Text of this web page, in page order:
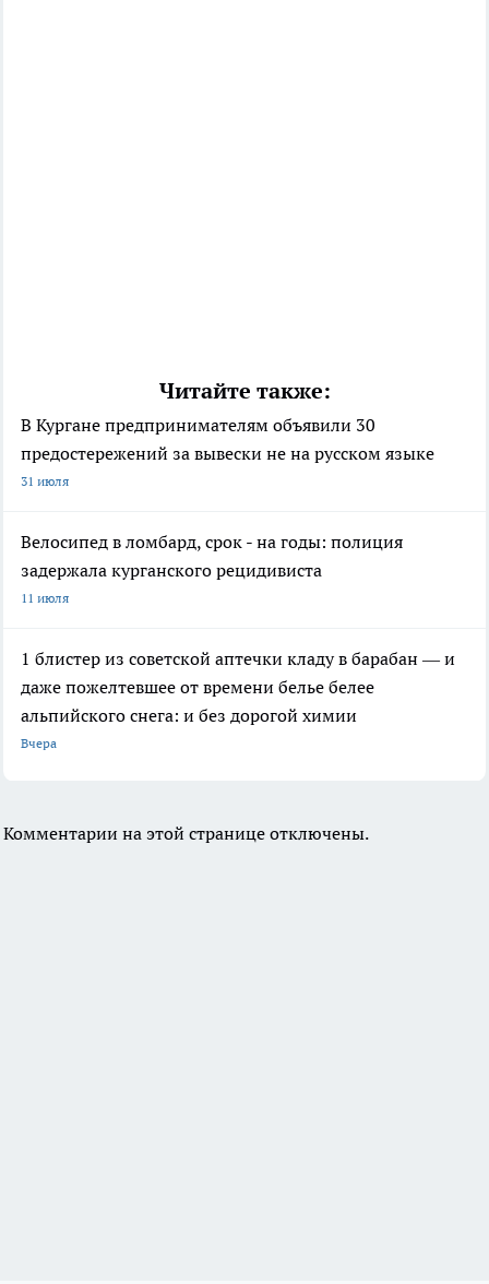
Читайте также:
В Кургане предпринимателям объявили 30
предостережений за вывески не на русском языке
31 июля
Велосипед в ломбард, срок - на годы: полиция
задержала курганского рецидивиста
11 июля
1 блистер из советской аптечки кладу в барабан — и
даже пожелтевшее от времени белье белее
альпийского снега: и без дорогой химии
Вчера
Комментарии на этой странице отключены.